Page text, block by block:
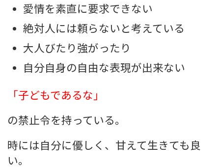
愛情を素直に要求できない
絶対人には頼らないと考えている
大人びたり強がったり
自分自身の自由な表現が出来ない
「子どもであるな」
の禁止令を持っている。
時には自分に優しく、甘えて生きても良
い。